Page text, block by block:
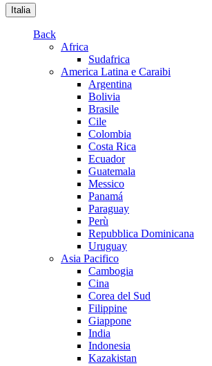
Italia
Back
Africa
Sudafrica
America Latina e Caraibi
Argentina
Bolivia
Brasile
Cile
Colombia
Costa Rica
Ecuador
Guatemala
Messico
Panamá
Paraguay
Perù
Repubblica Dominicana
Uruguay
Asia Pacifico
Cambogia
Cina
Corea del Sud
Filippine
Giappone
India
Indonesia
Kazakistan